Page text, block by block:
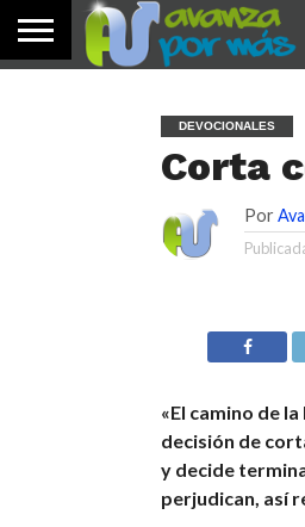
DEVOCIONALES
Corta
Por
«El camino de
decisión de
y decide
perjudican, así